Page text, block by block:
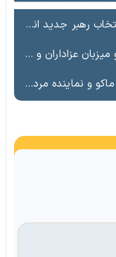
انقلاب را تبریک گفت
به اهل بیت (ع) هستند.
و پلدشت از مجروحان حملات اخیر